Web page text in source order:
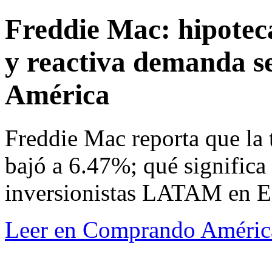
Freddie Mac:
y reactiva demanda
América
Freddie Mac reporta que
bajó a 6.47%; qué significa
inversionistas LATAM en
Leer en Comprando